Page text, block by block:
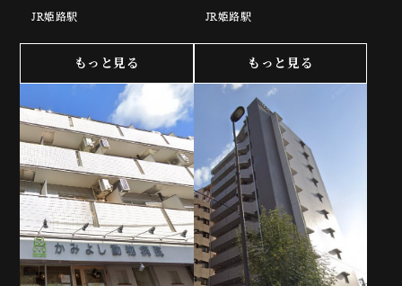
JR姫路駅
もっと見る
JR姫路駅
もっと見る